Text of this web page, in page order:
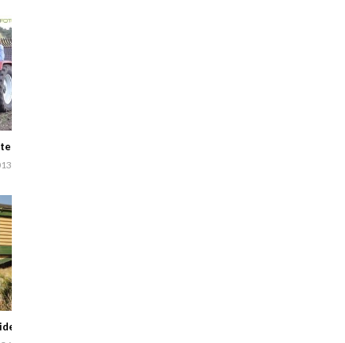
Dalen Niederlande 2018
— Agrarlohn Müritz bei der Ganzpflanzensilage mit einem